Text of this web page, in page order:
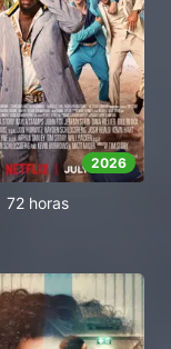
2026
72 horas